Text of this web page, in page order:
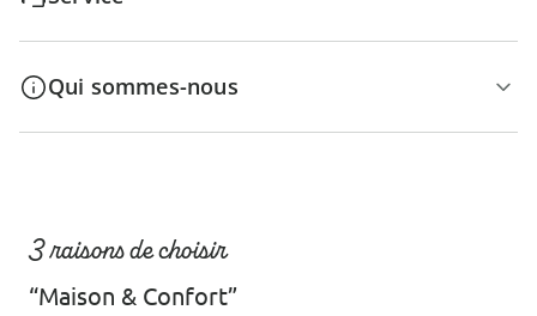
Qui sommes-nous
3 raisons de choisir
“Maison & Confort”